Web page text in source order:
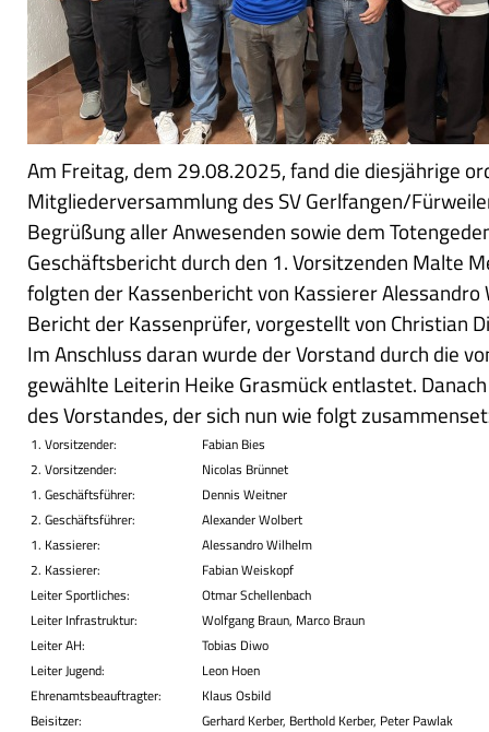
Am Freitag, dem 29.08.2025, fand die diesjährige
Mitgliederversammlung des SV Gerlfangen/
Begrüßung aller Anwesenden sowie dem
Geschäftsbericht durch den 1. Vorsitzenden Malte
folgten der Kassenbericht von Kassierer
Bericht der Kassenprüfer, vorgestellt von Christian
Im Anschluss daran wurde der Vorstand durch die
gewählte Leiterin Heike Grasmück entlastet.
des Vorstandes, der sich nun wie folgt
1. Vorsitzender:
Fabian Bies
2. Vorsitzender:
Nicolas Brünnet
1. Geschäftsführer:
Dennis Weitner
2. Geschäftsführer:
Alexander Wolbert
1. Kassierer:
Alessandro Wilhelm
2. Kassierer:
Fabian Weiskopf
Leiter Sportliches:
Otmar Schellenbach
Leiter Infrastruktur:
Wolfgang Braun, Marco Braun
Leiter AH:
Tobias Diwo
Leiter Jugend:
Leon Hoen
Ehrenamtsbeauftragter:
Klaus Osbild
Beisitzer:
Gerhard Kerber, Berthold Kerber, Peter Pawlak